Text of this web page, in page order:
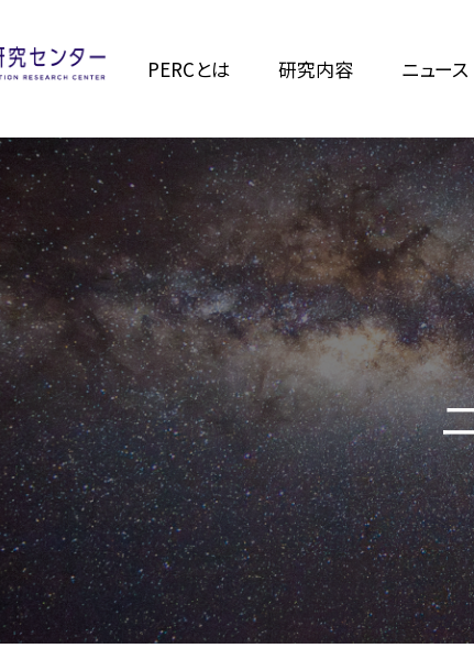
PERCとは 研究内容 ニュース